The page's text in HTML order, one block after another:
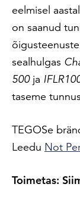
eelmisel
on saanud
sealhulgas
500ja
taseme
TEGOSe
Leedu Not
Toimetas: